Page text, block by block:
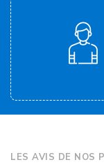
LES AVIS DE NOS